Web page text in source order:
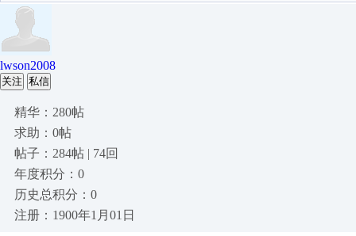
lwson2008
关注 私信
精华：280帖
求助：0帖
帖子：284帖 | 74回
年度积分：0
历史总积分：0
注册：1900年1月01日